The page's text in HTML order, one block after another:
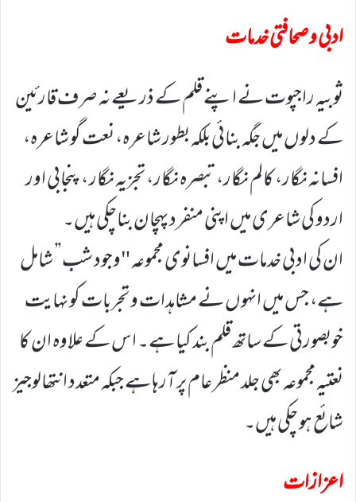
ادبی و صحافتی خدمات
ثوبیہ راجپوت نے اپنے قلم کے ذریعے نہ صرف قارئین
کے دلوں میں جگہ بنائی بلکہ بطور شاعرہ، نعت گو شاعرہ،
افسانہ نگار، کالم نگار، تبصرہ نگار، تجزیہ نگار ،پنجابی اور
اردو کی شاعری میں اپنی منفرد پہچان بناچکی ہیں۔
ان کی ادبی خدمات میں افسانوی مجموعہ "وجود شب” شامل
ہے، جس میں انہوں نے مشاہدات و تجربات کو نہایت
خوبصورتی کے ساتھ قلم بند کیا ہے۔ اس کے علاوہ ان کا
نعتیہ مجموعہ بھی جلد منظر عام پر آرہا ہے جبکہ متعدد انتھالوجیز
شائع ہو چکی ہیں۔
اعزازات